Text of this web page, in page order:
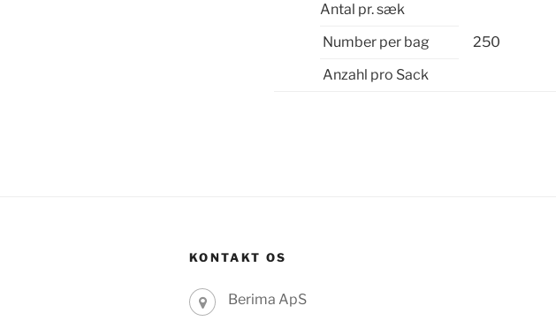
Antal pr. sæk
250
Number per bag
Anzahl pro Sack
KONTAKT OS
Berima ApS